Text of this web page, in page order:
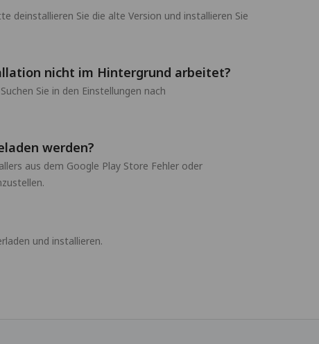
deinstallieren Sie die alte Version und installieren Sie
nicht im Hintergrund arbeitet?
Sie in den Einstellungen nach
werden?
aus dem Google Play Store Fehler oder
und installieren.